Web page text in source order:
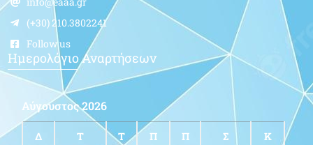
Έκφραση Συγχαρητηρίων και αίτημα του
Συντονιστικού ΕΑΑ για συνάντηση με τον
Υπουργό Οικονομικών
02/08/2019
Διαβάστε εδώ την επιστολή
Δείτε Περισσότερα »